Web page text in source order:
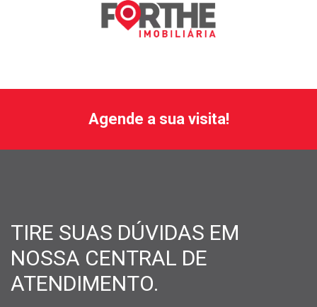
Agende a sua visita!
TIRE SUAS DÚVIDAS EM
NOSSA CENTRAL DE
ATENDIMENTO.